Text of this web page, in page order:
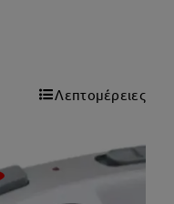
Λεπτομέρειες